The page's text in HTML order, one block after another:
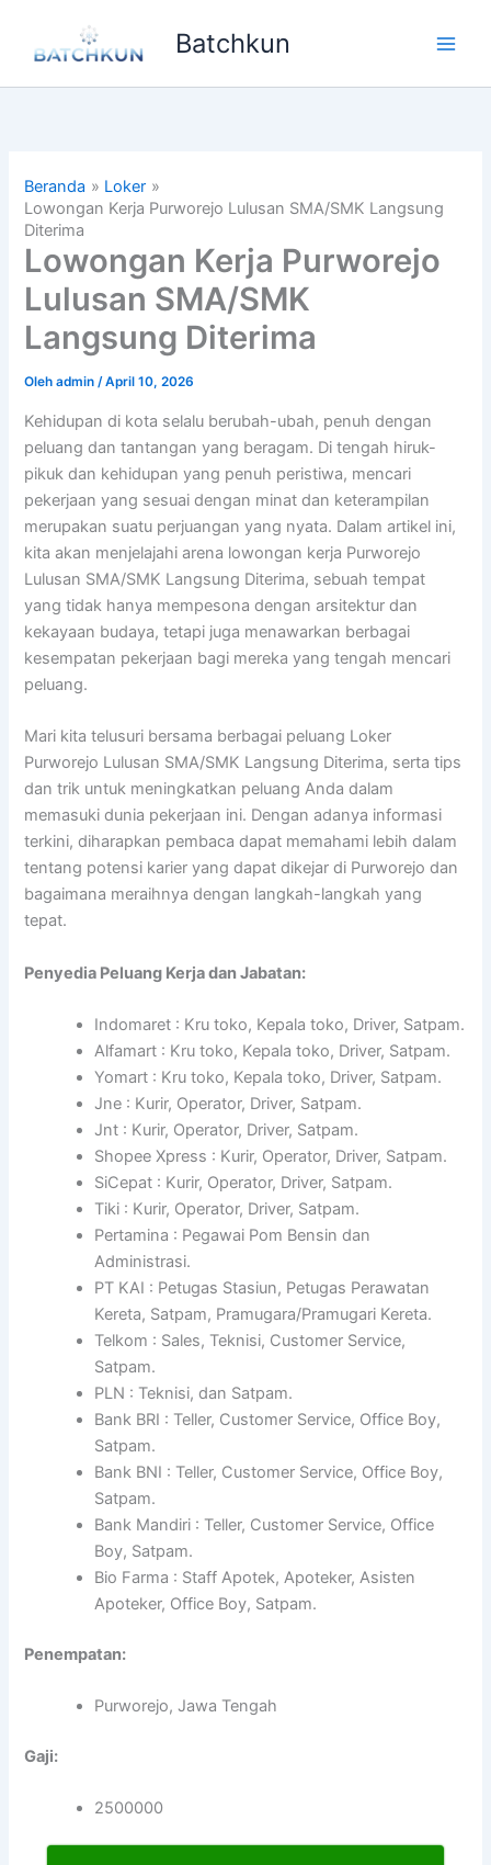
konten
Batchkun
Beranda
Loker
Lowongan Kerja Purworejo Lulusan SMA/SMK Langsung
Diterima
Lowongan Kerja Purworejo
Lulusan SMA/SMK
Langsung Diterima
Olehadmin/April 10, 2026
Kehidupan di kota selalu berubah-ubah, penuh dengan
peluang dan tantangan yang beragam. Di tengah hiruk-
pikuk dan kehidupan yang penuh peristiwa, mencari
pekerjaan yang sesuai dengan minat dan keterampilan
merupakan suatu perjuangan yang nyata. Dalam artikel ini,
kita akan menjelajahi arena lowongan kerja Purworejo
Lulusan SMA/SMK Langsung Diterima, sebuah tempat
yang tidak hanya mempesona dengan arsitektur dan
kekayaan budaya, tetapi juga menawarkan berbagai
kesempatan pekerjaan bagi mereka yang tengah mencari
peluang.
Mari kita telusuri bersama berbagai peluang Loker
Purworejo Lulusan SMA/SMK Langsung Diterima, serta tips
dan trik untuk meningkatkan peluang Anda dalam
memasuki dunia pekerjaan ini. Dengan adanya informasi
terkini, diharapkan pembaca dapat memahami lebih dalam
tentang potensi karier yang dapat dikejar di Purworejo dan
bagaimana meraihnya dengan langkah-langkah yang
tepat.
Penyedia Peluang Kerja dan Jabatan:
Indomaret : Kru toko, Kepala toko, Driver, Satpam.
Alfamart : Kru toko, Kepala toko, Driver, Satpam.
Yomart : Kru toko, Kepala toko, Driver, Satpam.
Jne : Kurir, Operator, Driver, Satpam.
Jnt : Kurir, Operator, Driver, Satpam.
Shopee Xpress : Kurir, Operator, Driver, Satpam.
SiCepat : Kurir, Operator, Driver, Satpam.
Tiki : Kurir, Operator, Driver, Satpam.
Pertamina : Pegawai Pom Bensin dan
Administrasi.
PT KAI : Petugas Stasiun, Petugas Perawatan
Kereta, Satpam, Pramugara/Pramugari Kereta.
Telkom : Sales, Teknisi, Customer Service,
Satpam.
PLN : Teknisi, dan Satpam.
Bank BRI : Teller, Customer Service, Office Boy,
Satpam.
Bank BNI : Teller, Customer Service, Office Boy,
Satpam.
Bank Mandiri : Teller, Customer Service, Office
Boy, Satpam.
Bio Farma : Staff Apotek, Apoteker, Asisten
Apoteker, Office Boy, Satpam.
Penempatan:
Purworejo, Jawa Tengah
Gaji:
2500000